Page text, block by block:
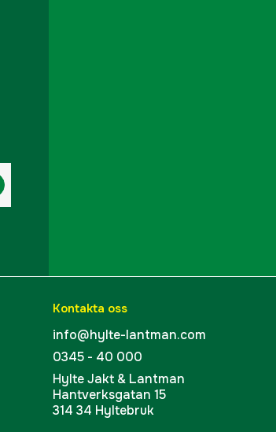
Kontakta oss
info@hylte-lantman.com
0345 - 40 000
Hylte Jakt & Lantman
Hantverksgatan 15
314 34 Hyltebruk